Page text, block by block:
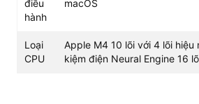
điều
hành
macOS
Loại
CPU
Apple M4 10 lõi với 4 lõi hiệu
kiệm điện Neural Engine 16